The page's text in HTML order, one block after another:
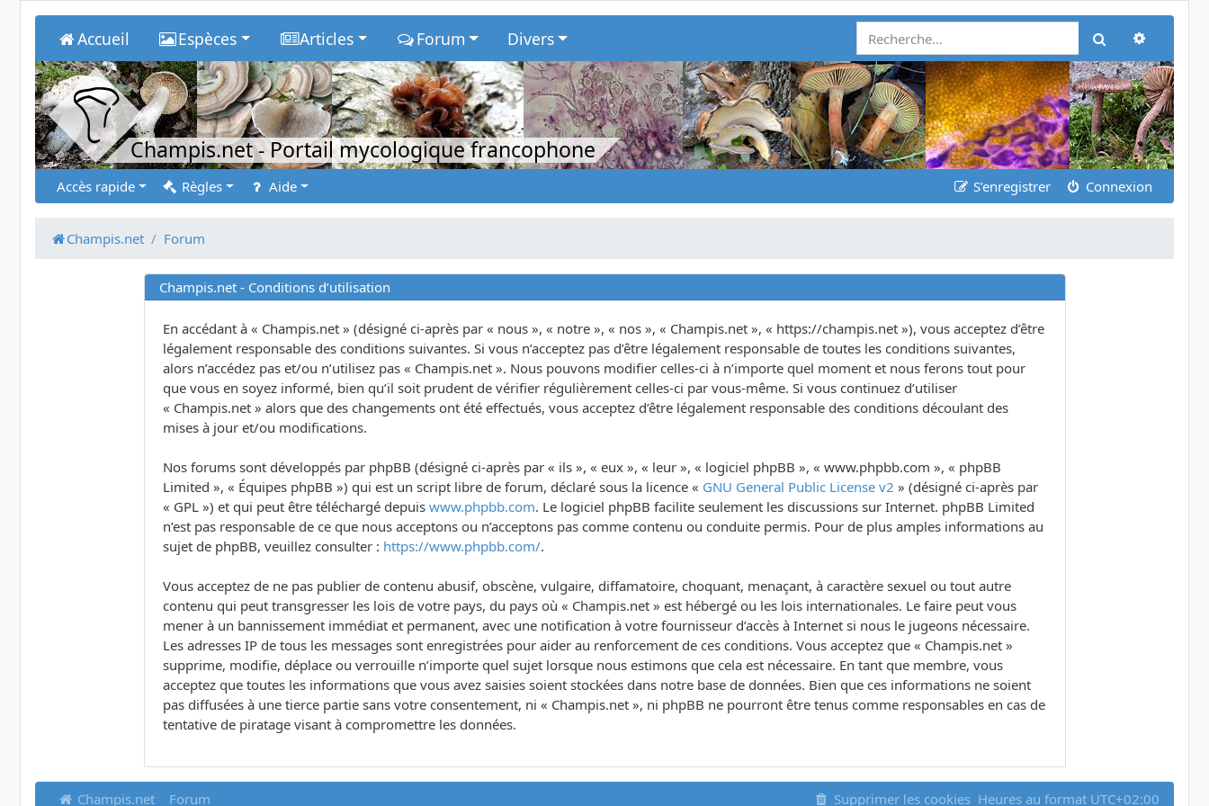
Accueil Espèces Articles Forum Divers Rechercher
Champis.net- Portail mycologique francophone
Accès rapide Règles Aide S’enregistrer Connexion
Champis.net Forum
Champis.net - Conditions d’utilisation
En accédant à « Champis.net » (désigné ci-après par « nous », « notre », « nos », « Champis.net », « https://champis.net »), vous acceptez d’être
légalement responsable des conditions suivantes. Si vous n’acceptez pas d’être légalement responsable de toutes les conditions suivantes,
alors n’accédez pas et/ou n’utilisez pas « Champis.net ». Nous pouvons modifier celles-ci à n’importe quel moment et nous ferons tout pour
que vous en soyez informé, bien qu’il soit prudent de vérifier régulièrement celles-ci par vous-même. Si vous continuez d’utiliser
« Champis.net » alors que des changements ont été effectués, vous acceptez d’être légalement responsable des conditions découlant des
mises à jour et/ou modifications.
Nos forums sont développés par phpBB (désigné ci-après par « ils », « eux », « leur », « logiciel phpBB », « www.phpbb.com », « phpBB
Limited », « Équipes phpBB ») qui est un script libre de forum, déclaré sous la licence « GNU General Public License v2 » (désigné ci-après par
« GPL ») et qui peut être téléchargé depuis www.phpbb.com. Le logiciel phpBB facilite seulement les discussions sur Internet. phpBB Limited
n’est pas responsable de ce que nous acceptons ou n’acceptons pas comme contenu ou conduite permis. Pour de plus amples informations au
sujet de phpBB, veuillez consulter : https://www.phpbb.com/.
Vous acceptez de ne pas publier de contenu abusif, obscène, vulgaire, diffamatoire, choquant, menaçant, à caractère sexuel ou tout autre
contenu qui peut transgresser les lois de votre pays, du pays où « Champis.net » est hébergé ou les lois internationales. Le faire peut vous
mener à un bannissement immédiat et permanent, avec une notification à votre fournisseur d’accès à Internet si nous le jugeons nécessaire.
Les adresses IP de tous les messages sont enregistrées pour aider au renforcement de ces conditions. Vous acceptez que « Champis.net »
supprime, modifie, déplace ou verrouille n’importe quel sujet lorsque nous estimons que cela est nécessaire. En tant que membre, vous
acceptez que toutes les informations que vous avez saisies soient stockées dans notre base de données. Bien que ces informations ne soient
pas diffusées à une tierce partie sans votre consentement, ni « Champis.net », ni phpBB ne pourront être tenus comme responsables en cas de
tentative de piratage visant à compromettre les données.
Champis.net Forum Supprimer les cookies Heures au format UTC+02:00